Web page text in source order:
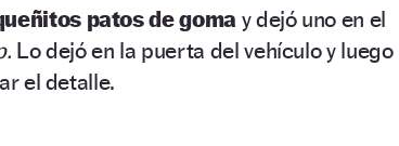
patos de goma y dejó uno en el
Lo dejó en la puerta del vehículo y luego
el detalle.